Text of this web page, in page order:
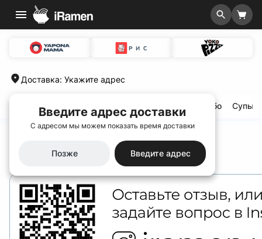
Доставка: Укажите адрес
Хит сезона🌟 Выгодные комбо Супы
Главная / Контакты
Контакты
Введите адрес доставки
С адресом мы можем показать время доставки
Позже Введите адрес